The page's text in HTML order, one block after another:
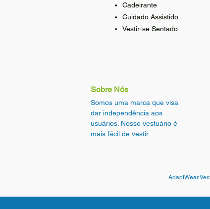
Cadeirante
Cuidado Assistido
Vestir-se Sentado
​Sobre Nós
Somos uma marca que visa
dar independência aos
usuários. Nosso vestuário é
mais fácil de vestir.
AdaptWear